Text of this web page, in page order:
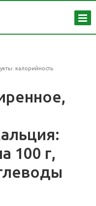
калорийность
100 г,